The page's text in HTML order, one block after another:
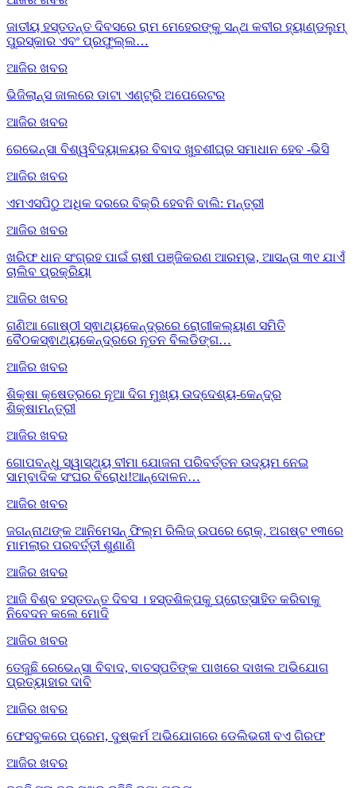
ଜାତୀୟ ହସ୍ତତନ୍ତ ଦିବସରେ ରାମ ମେହେରଙ୍କୁ ସନ୍ଥ କବୀର ହ୍ୟାଣ୍ଡଲୁମ୍
ପୁରସ୍କାର ଏବଂ ପ୍ରଫୁଲ୍ଲ…
ଆଜିର ଖବର
ଭିଜିଲାନ୍ସ ଜାଲରେ ଡାଟା ଏଣ୍ଟ୍ରି ଅପେରେଟର
ଆଜିର ଖବର
ରେଭେନ୍ସା ବିଶ୍ୱବିଦ୍ୟାଳୟର ବିବାଦ ଖୁବଶୀଘ୍ର ସମାଧାନ ହେବ -ଭିସି
ଆଜିର ଖବର
ଏମଏସପିଠୁ ଅଧିକ ଦରରେ ବିକ୍ରି ହେବନି ବାଲି: ମନ୍ତ୍ରୀ
ଆଜିର ଖବର
ଖରିଫ ଧାନ ସଂଗ୍ରହ ପାଇଁ ଚାଷୀ ପଞ୍ଜିକରଣ ଆରମ୍ଭ, ଆସନ୍ତା ୩୧ ଯାଏଁ
ଚାଲିବ ପ୍ରକ୍ରିୟା
ଆଜିର ଖବର
ଗଣିଆ ଗୋଷ୍ଠୀ ସ୍ଵାଥ୍ୟକେନ୍ଦ୍ରରେ ରୋଗୀକଲ୍ୟାଣ ସମିତି
ବୈଠକସ୍ଵାଥ୍ୟକେନ୍ଦ୍ରରେ ନୂତନ ବିଲଡିଙ୍ଗ…
ଆଜିର ଖବର
ଶିକ୍ଷା କ୍ଷେତ୍ରରେ ନୂଆ ଦିଗ ମୁଖ୍ୟ ଉଦ୍ଦେଶ୍ୟ-କେନ୍ଦ୍ର
ଶିକ୍ଷାମନ୍ତ୍ରୀ
ଆଜିର ଖବର
ଗୋପବନ୍ଧୁ ସ୍ୱାସ୍ଥ୍ୟ ବୀମା ଯୋଜନା ପରିବର୍ତ୍ତନ ଉଦ୍ୟମ ନେଇ
ସାମ୍ବାଦିକ ସଂଘର ବିରୋଧ!ଆନ୍ଦୋଳନ…
ଆଜିର ଖବର
ଜଗନ୍ନାଥଙ୍କ ଆନିମେସନ୍ ଫିଲ୍ମ ରିଲିଜ୍ ଉପରେ ରୋକ୍, ଅଗଷ୍ଟ ୧୩ରେ
ମାମଲାର ପରବର୍ତ୍ତୀ ଶୁଣାଣି
ଆଜିର ଖବର
ଆଜି ବିଶ୍ବ ହସ୍ତତନ୍ତ ଦିବସ । ହସ୍ତଶିଳ୍ପକୁ ପ୍ରୋତ୍ସାହିତ କରିବାକୁ
ନିବେଦନ କଲେ ମୋଦି
ଆଜିର ଖବର
ତେଜୁଛି ରେଭେନ୍ସା ବିବାଦ, ବାଚସ୍ପତିଙ୍କ ପାଖରେ ଦାଖଲ ଅଭିଯୋଗ
ପ୍ରତ୍ୟାହାର ଦାବି
ଆଜିର ଖବର
ଫେସବୁକରେ ପ୍ରେମ, ଦୁଷ୍କର୍ମ ଅଭିଯୋଗରେ ଡେଲିଭରୀ ବଏ ଗିରଫ
ଆଜିର ଖବର